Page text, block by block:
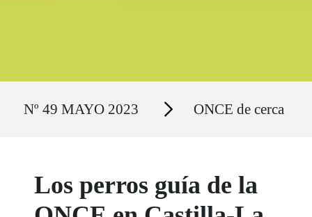
Nº 49 MAYO 2023 Secciones ONCE de cerca
Los perros guía de la